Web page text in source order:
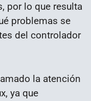
por lo que resulta
problemas se
del controlador
la atención
ya que